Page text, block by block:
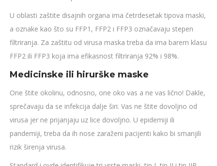
U oblasti zaštite disajnih organa ima četrdesetak tipova maski,
a oznake kao što su FFP1, FFP2 i FFP3 označavaju stepen
filtriranja. Za zaštitu od virusa maska treba da ima barem klasu
FFP2 ili FFP3 koja ima efikasnost filtriranja 92% i 98%.
Medicinske ili hirurške maske
One štite okolinu, odnosno, one oko vas a ne vas lično! Dakle,
sprečavaju da se infekcija dalje širi. Vas ne štite dovoljno od
virusa jer ne prijanjaju uz lice dovoljno. U epidemiji ili
pandemiji, treba da ih nose zaraženi pacijenti kako bi smanjili
rizik širenja virusa.